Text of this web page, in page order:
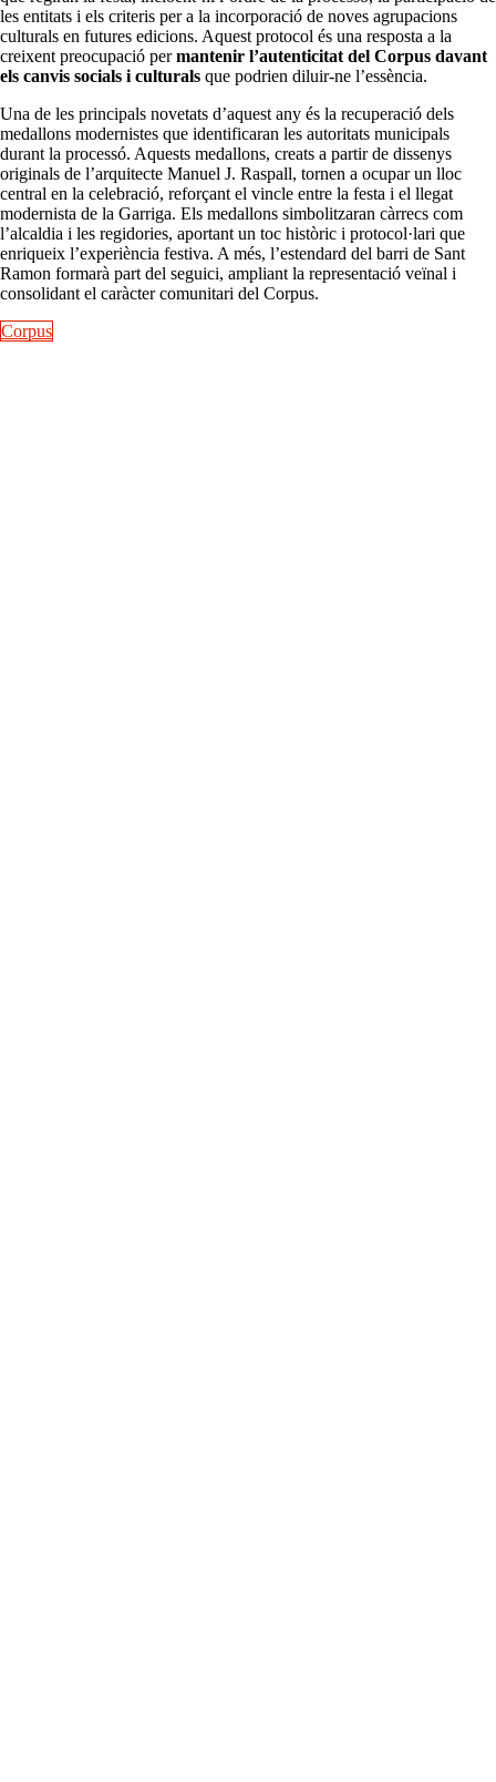
les entitats i els criteris per a la incorporació de noves agrupacions
culturals en futures edicions. Aquest protocol és una resposta a la
creixent preocupació permantenir l’autenticitat del Corpus davant
els canvis socials i culturals que podrien diluir-ne l’essència.
Una de les principals novetats d’aquest any és la recuperació dels
medallons modernistes que identificaran les autoritats municipals
durant la processó. Aquests medallons, creats a partir de dissenys
originals de l’arquitecte Manuel J. Raspall, tornen a ocupar un lloc
central en la celebració, reforçant el vincle entre la festa i el llegat
modernista de la Garriga. Els medallons simbolitzaran càrrecs com
l’alcaldia i les regidories, aportant un toc històric i protocol·lari que
enriqueix l’experiència festiva. A més, l’estendard del barri de Sant
Ramon formarà part del seguici, ampliant la representació veïnal i
consolidant el caràcter comunitari del Corpus.
Corpus